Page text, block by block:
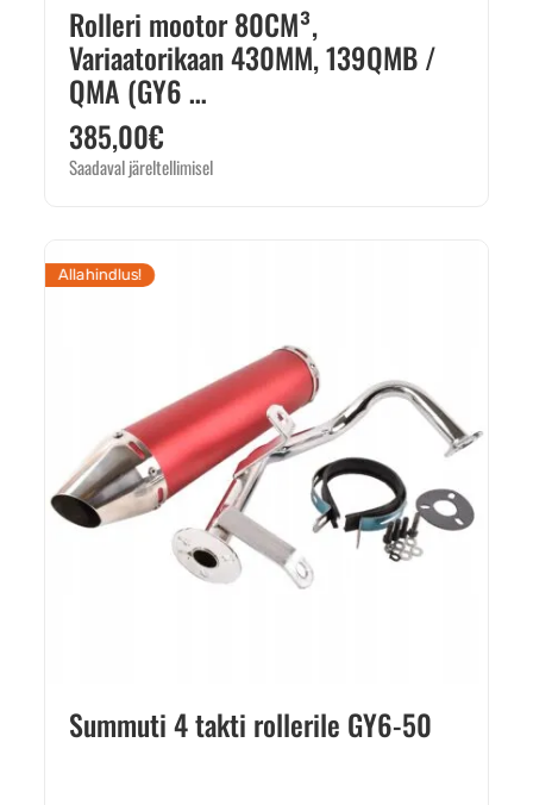
Rolleri mootor 80CM³,
Variaatorikaan 430MM, 139QMB /
QMA (GY6 …
385,00€
Saadaval järeltellimisel
Allahindlus!
Summuti 4 takti rollerile GY6-50